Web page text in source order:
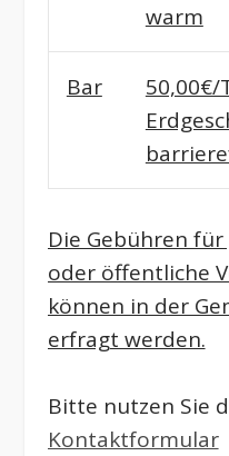
warm
Bar 50,00€/
Die Gebühren
oder öffentliche
können in der
erfragt werden.
Bitte nutzen Sie
Kontaktformular